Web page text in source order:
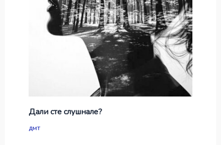
Дали сте слушнале?
дмт